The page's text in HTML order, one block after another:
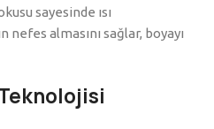
sayesinde ısı
almasını sağlar, boyayı